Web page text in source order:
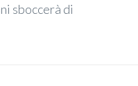
sboccerà di